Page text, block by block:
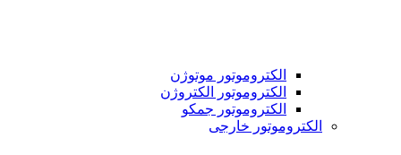
الکتروموتور موتوژن
الکتروموتور الکتروژن
الکتروموتور جمکو
الکتروموتور خارجی